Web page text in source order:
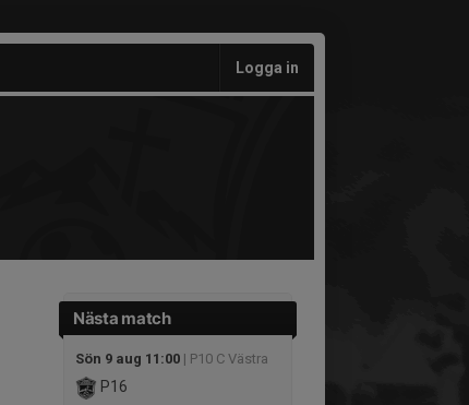
Logga in
Nästa match
Sön 9 aug 11:00 | P10 C Västra
P16